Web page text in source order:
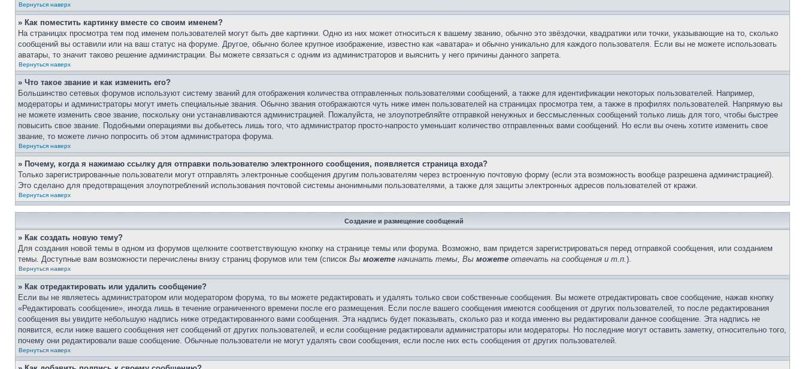
Вернуться наверх
» Как поместить картинку вместе со своим именем?
На страницах просмотра тем под именем пользователей могут быть две картинки. Одно из них может относиться к вашему званию, обычно это звёздочки, квадратики или точки, указывающие на то, сколько
сообщений вы оставили или на ваш статус на форуме. Другое, обычно более крупное изображение, известно как «аватара» и обычно уникально для каждого пользователя. Если вы не можете использовать
аватары, то значит таково решение администрации. Вы можете связаться с одним из администраторов и выяснить у него причины данного запрета.
Вернуться наверх
» Что такое звание и как изменить его?
Большинство сетевых форумов используют систему званий для отображения количества отправленных пользователями сообщений, а также для идентификации некоторых пользователей. Например,
модераторы и администраторы могут иметь специальные звания. Обычно звания отображаются чуть ниже имен пользователей на страницах просмотра тем, а также в профилях пользователей. Напрямую вы
не можете изменить свое звание, поскольку они устанавливаются администрацией. Пожалуйста, не злоупотребляйте отправкой ненужных и бессмысленных сообщений только лишь для того, чтобы быстрее
повысить свое звание. Подобными операциями вы добьетесь лишь того, что администратор просто-напросто уменьшит количество отправленных вами сообщений. Но если вы очень хотите изменить свое
звание, то можете лично попросить об этом администратора форума.
Вернуться наверх
» Почему, когда я нажимаю ссылку для отправки пользователю электронного сообщения, появляется страница входа?
Только зарегистрированные пользователи могут отправлять электронные сообщения другим пользователям через встроенную почтовую форму (если эта возможность вообще разрешена администрацией).
Это сделано для предотвращения злоупотреблений использования почтовой системы анонимными пользователями, а также для защиты электронных адресов пользователей от кражи.
Вернуться наверх
Создание и размещение сообщений
» Как создать новую тему?
Для создания новой темы в одном из форумов щелкните соответствующую кнопку на странице темы или форума. Возможно, вам придется зарегистрироваться перед отправкой сообщения, или созданием
темы. Доступные вам возможности перечислены внизу страниц форумов или тем (список Вы можете начинать темы, Вы можете отвечать на сообщения и т.п.).
Вернуться наверх
» Как отредактировать или удалить сообщение?
Если вы не являетесь администратором или модератором форума, то вы можете редактировать и удалять только свои собственные сообщения. Вы можете отредактировать свое сообщение, нажав кнопку
«Редактировать сообщение», иногда лишь в течение ограниченного времени после его размещения. Если после вашего сообщения имеются сообщения от других пользователей, то после редактирования
сообщения вы увидите небольшую надпись ниже отредактированного вами сообщения. Эта надпись будет показывать, сколько раз и когда именно вы редактировали данное сообщение. Эта надпись не
появится, если ниже вашего сообщения нет сообщений от других пользователей, и если сообщение редактировали администраторы или модераторы. Но последние могут оставить заметку, относительно того,
почему они редактировали ваше сообщение. Обычные пользователи не могут удалять свои сообщения, если после них есть сообщения от других пользователей.
Вернуться наверх